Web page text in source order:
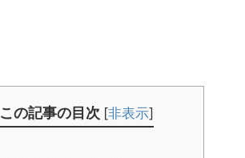
この記事の目次 [非表示]